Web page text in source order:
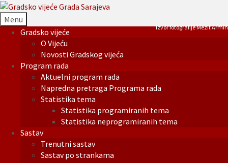
Menu
Gradsko vijeće
O Vijeću
Novosti Gradskog vijeća
Program rada
Aktuelni program rada
Napredna pretraga Programa rada
Statistika tema
Statistika programiranih tema
Statistika neprogramiranih tema
Sastav
Trenutni sastav
Sastav po strankama
Izvor fotografije Mezit Armin